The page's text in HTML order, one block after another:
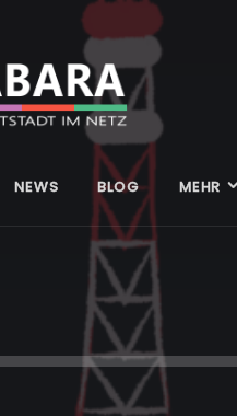
NEWS BLOG MEHR